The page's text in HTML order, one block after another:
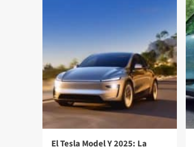
El Tesla Model Y 2025: La